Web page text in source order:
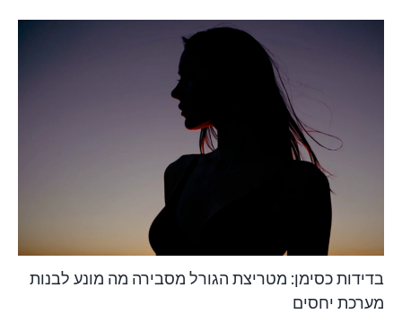
בדידות כסימן: מטריצת הגורל מסבירה מה מונע לבנות
מערכת יחסים